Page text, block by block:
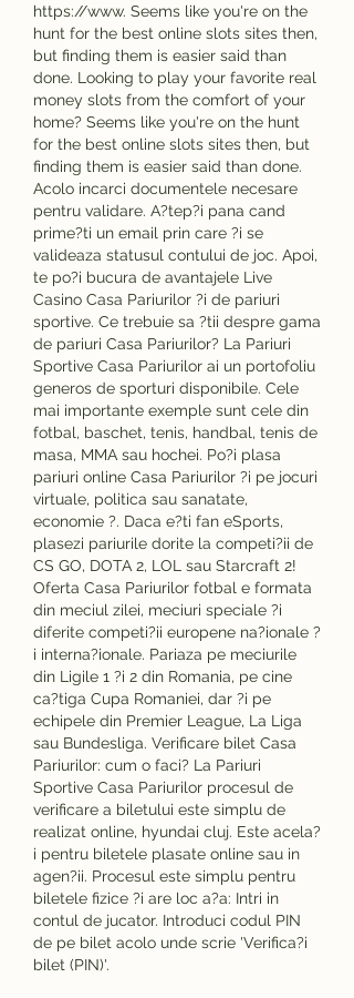
https://www. Seems like you're on the
hunt for the best online slots sites then,
but finding them is easier said than
done. Looking to play your favorite real
money slots from the comfort of your
home? Seems like you're on the hunt
for the best online slots sites then, but
finding them is easier said than done.
Acolo incarci documentele necesare
pentru validare. A?tep?i pana cand
prime?ti un email prin care ?i se
valideaza statusul contului de joc. Apoi,
te po?i bucura de avantajele Live
Casino Casa Pariurilor ?i de pariuri
sportive. Ce trebuie sa ?tii despre gama
de pariuri Casa Pariurilor? La Pariuri
Sportive Casa Pariurilor ai un portofoliu
generos de sporturi disponibile. Cele
mai importante exemple sunt cele din
fotbal, baschet, tenis, handbal, tenis de
masa, MMA sau hochei. Po?i plasa
pariuri online Casa Pariurilor ?i pe jocuri
virtuale, politica sau sanatate,
economie ?. Daca e?ti fan eSports,
plasezi pariurile dorite la competi?ii de
CS GO, DOTA 2, LOL sau Starcraft 2!
Oferta Casa Pariurilor fotbal e formata
din meciul zilei, meciuri speciale ?i
diferite competi?ii europene na?ionale ?
i interna?ionale. Pariaza pe meciurile
din Ligile 1 ?i 2 din Romania, pe cine
ca?tiga Cupa Romaniei, dar ?i pe
echipele din Premier League, La Liga
sau Bundesliga. Verificare bilet Casa
Pariurilor: cum o faci? La Pariuri
Sportive Casa Pariurilor procesul de
verificare a biletului este simplu de
realizat online, hyundai cluj. Este acela?
i pentru biletele plasate online sau in
agen?ii. Procesul este simplu pentru
biletele fizice ?i are loc a?a: Intri in
contul de jucator. Introduci codul PIN
de pe bilet acolo unde scrie 'Verifica?i
bilet (PIN)'.